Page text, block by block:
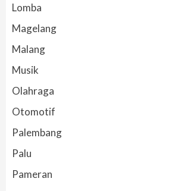
Lomba
Magelang
Malang
Musik
Olahraga
Otomotif
Palembang
Palu
Pameran